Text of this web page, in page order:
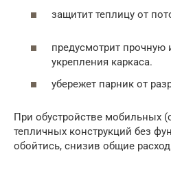
защитит теплицу от
предусмотрит
укрепления каркаса.
убережет парник от
При обустройстве мобильных
тепличных конструкций без
обойтись, снизив общие